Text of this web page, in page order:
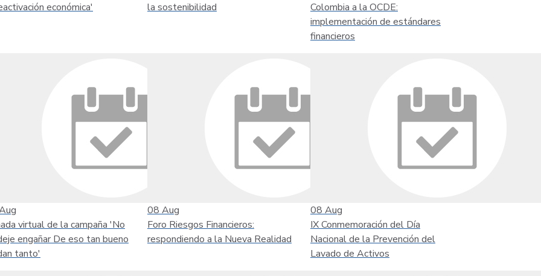
económica'
la sostenibilidad
Colombia a la OCDE:
implementación de estándares
financieros
virtual de la campaña 'No
engañar De eso tan bueno
tanto'
08 Aug
Foro Riesgos Financieros:
respondiendo a la Nueva Realidad
08 Aug
IX Conmemoración del Día
Nacional de la Prevención del
Lavado de Activos